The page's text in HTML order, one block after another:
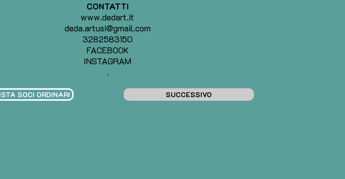
CONTATTI
www.dedart.it
deda.artusi@gmail.com
3282583150
FACEBOOK
INSTAGRAM
.
SOCI ORDINARI SUCCESSIVO